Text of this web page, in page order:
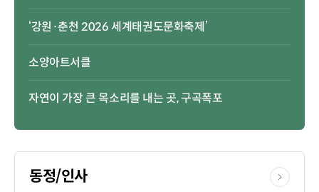
‘강원·춘천 2026 세계태권도문화축제’
소양아트서클
자연이 가장 큰 목소리를 내는 곳, 구곡폭포
동정/인사